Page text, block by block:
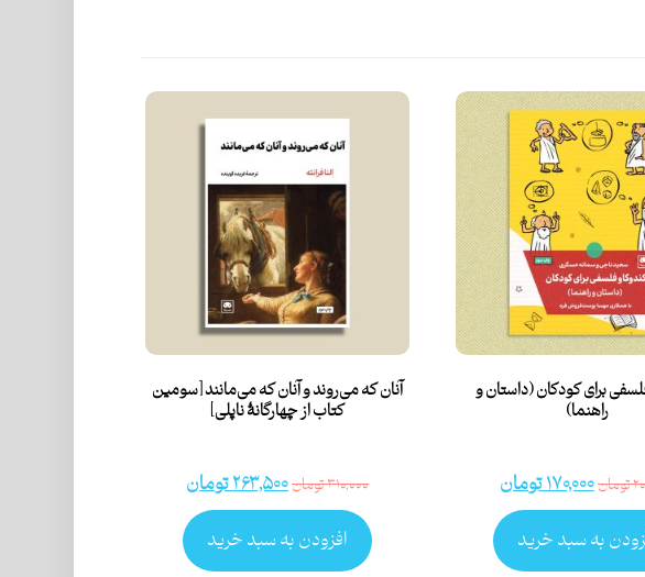
برای کودکان (داستان و
راهنما)
تومان۱۷۰,۰۰۰تومان
به سبد خرید
آنان که می‌روند و آنان که می‌مانند [سومین
کتاب از چهارگانۀ ناپلی]
۳۱۰,۰۰۰تومان۲۶۳,۵۰۰تومان
افزودن به سبد خرید